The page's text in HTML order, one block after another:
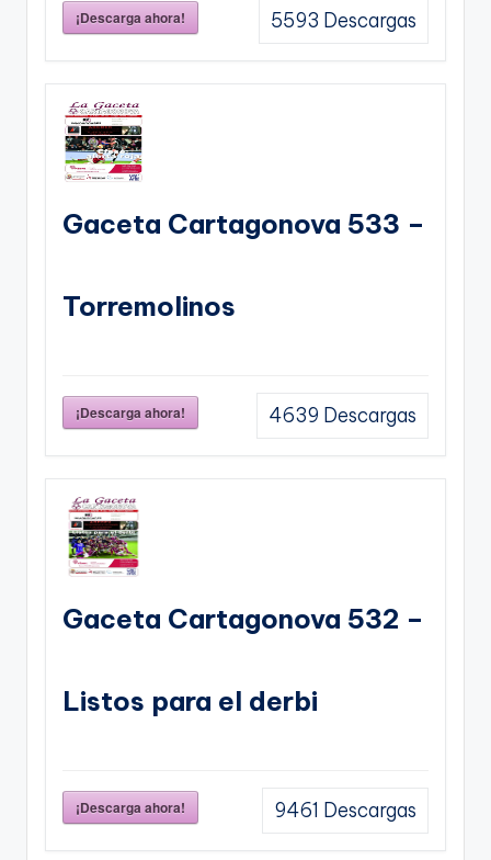
¡Descarga ahora! 5593 Descargas
Gaceta Cartagonova 533 –
Torremolinos
¡Descarga ahora! 4639 Descargas
Gaceta Cartagonova 532 –
Listos para el derbi
¡Descarga ahora! 9461 Descargas